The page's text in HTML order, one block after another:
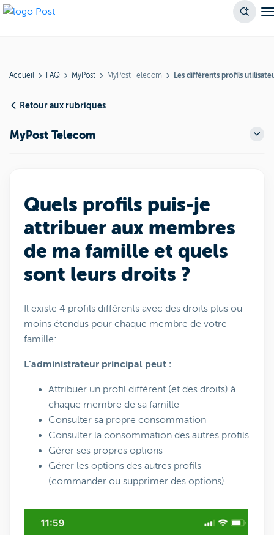
Accueil FAQ MyPost MyPost Telecom Les différents profils
Retour aux rubriques
MyPost Telecom
Quels profils puis-je
attribuer aux membres
de ma famille et quels
sont leurs droits ?
Il existe 4 profils différents avec des droits plus ou
moins étendus pour chaque membre de votre
famille:
L’administrateur principal peut :
Attribuer un profil différent (et des droits) à
chaque membre de sa famille
Consulter sa propre consommation
Consulter la consommation des autres profils
Gérer ses propres options
Gérer les options des autres profils
(commander ou supprimer des options)